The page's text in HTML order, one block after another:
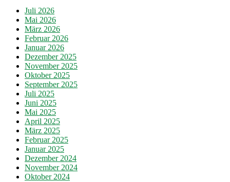
Juli 2026
Mai 2026
März 2026
Februar 2026
Januar 2026
Dezember 2025
November 2025
Oktober 2025
September 2025
Juli 2025
Juni 2025
Mai 2025
April 2025
März 2025
Februar 2025
Januar 2025
Dezember 2024
November 2024
Oktober 2024